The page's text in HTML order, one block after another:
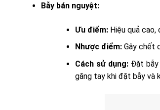
Bẫy bán nguyệt:
Ưu điểm:Hiệu quả cao,
Nhược điểm:Gây chết
Cách sử dụng:Đặt bẫy
găng tay khi đặt bẫy và